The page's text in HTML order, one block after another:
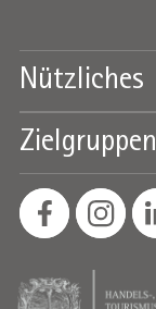
Nützliches
Zielgruppen